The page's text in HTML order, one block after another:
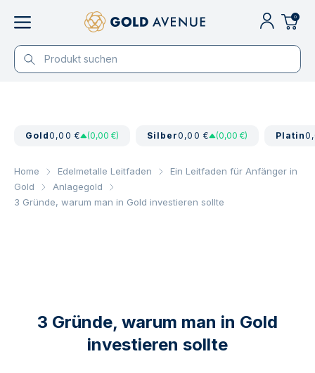
0
Gold0,00 € (0,00 €) Silber0,00 € (0,00 €) Platin
Home Edelmetalle Leitfaden
Ein Leitfaden für Anfänger in
Gold
Anlagegold
3 Gründe, warum man in Gold investieren sollte
3 Gründe, warum man in Gold
investieren sollte